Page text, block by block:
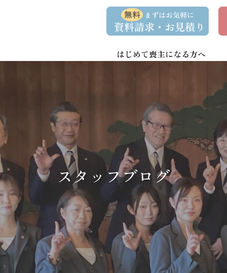
プ
動
資
求
問
事
談
はじめて喪主になる方へ
スタッフブログ